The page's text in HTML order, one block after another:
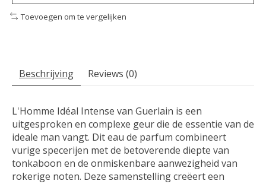
Toevoegen om te vergelijken
Beschrijving Reviews (0)
L'Homme Idéal Intense van Guerlain is een
uitgesproken en complexe geur die de essentie van de
ideale man vangt. Dit eau de parfum combineert
vurige specerijen met de betoverende diepte van
tonkaboon en de onmiskenbare aanwezigheid van
rokerige noten. Deze samenstelling creëert een